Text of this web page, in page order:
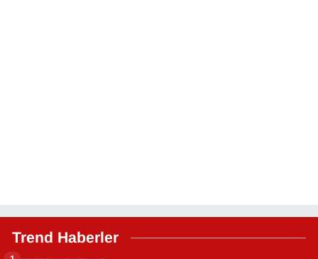
Trend Haberler